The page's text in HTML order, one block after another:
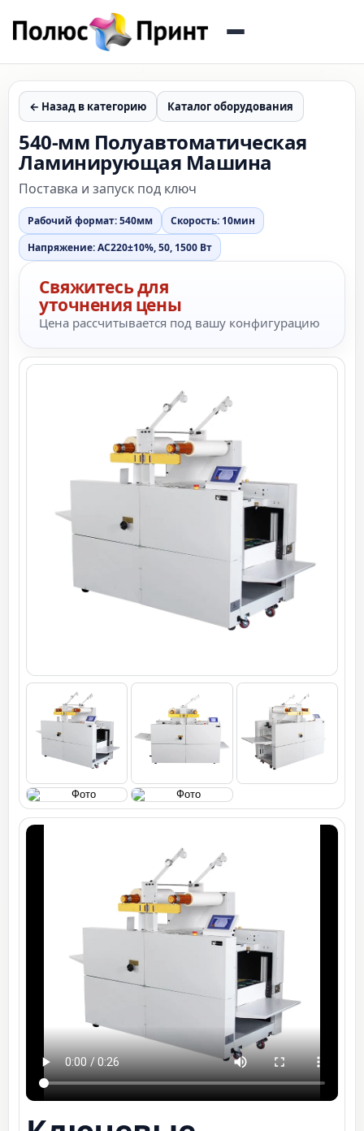
← Назад в категорию Каталог оборудования
540-мм Полуавтоматическая
Ламинирующая Машина
Поставка и запуск под ключ
Рабочий формат: 540мм
Скорость: 10мин
Напряжение: AC220±10%, 50, 1500 Вт
Свяжитесь для
уточнения цены
Цена рассчитывается под вашу конфигурацию